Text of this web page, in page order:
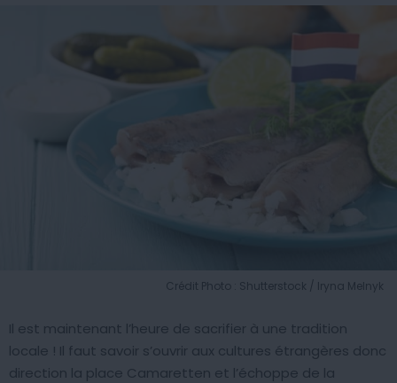
Crédit Photo : Shutterstock / Iryna Melnyk
Il est maintenant l’heure de sacrifier à une tradition
locale ! Il faut savoir s’ouvrir aux cultures étrangères donc
direction la place Camaretten et l’échoppe de la